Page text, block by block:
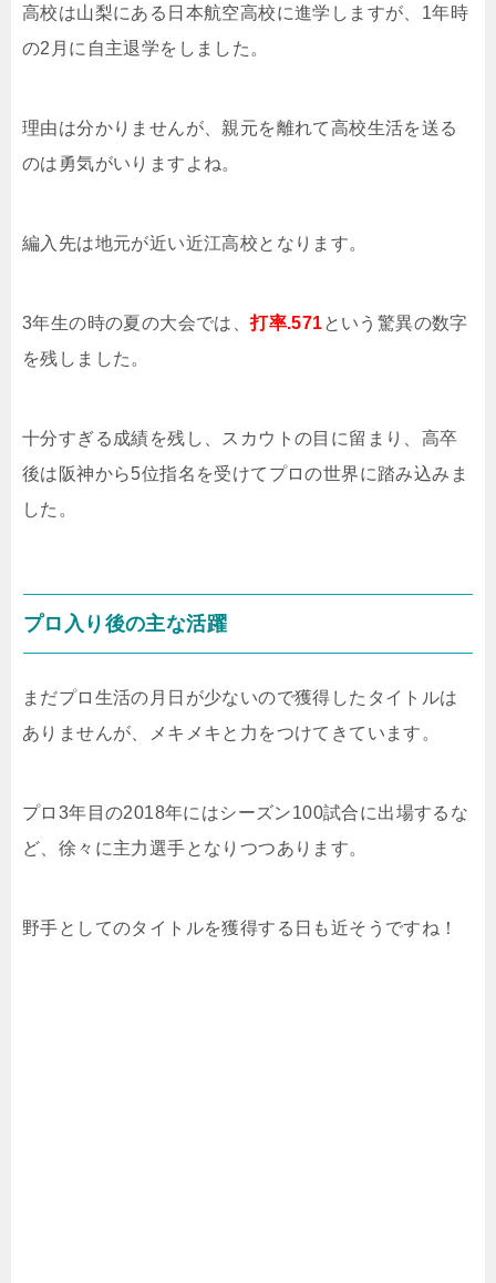
高校は山梨にある日本航空高校に進学しますが、1年時
の2月に自主退学をしました。
理由は分かりませんが、親元を離れて高校生活を送る
のは勇気がいりますよね。
編入先は地元が近い近江高校となります。
3年生の時の夏の大会では、打率.571という驚異の数字
を残しました。
十分すぎる成績を残し、スカウトの目に留まり、高卒
後は阪神から5位指名を受けてプロの世界に踏み込みま
した。
プロ入り後の主な活躍
まだプロ生活の月日が少ないので獲得したタイトルは
ありませんが、メキメキと力をつけてきています。
プロ3年目の2018年にはシーズン100試合に出場するな
ど、徐々に主力選手となりつつあります。
野手としてのタイトルを獲得する日も近そうですね！